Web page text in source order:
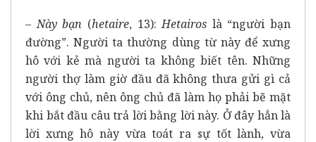
– Này bạn (hetaire, 13):Hetairos là “người bạn
đường”. Người ta thường dùng từ này để xưng
hô với kẻ mà người ta không biết tên. Những
người thợ làm giờ đầu đã không thưa gửi gì cả
với ông chủ, nên ông chủ đã làm họ phải bẽ mặt
khi bắt đầu câu trả lời bằng lời này. Ở đây hẳn là
lời xưng hô này vừa toát ra sự tốt lành, vừa